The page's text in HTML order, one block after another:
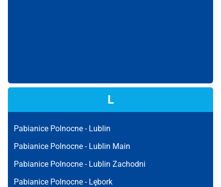
L
Pabianice Polnocne - Lublin
Pabianice Polnocne - Lublin Main
Pabianice Polnocne - Lublin Zachodni
Pabianice Polnocne - Lębork